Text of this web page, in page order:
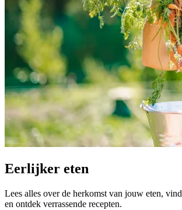
Eerlijker eten
Lees alles over de herkomst van jouw eten,
en ontdek verrassende recepten.